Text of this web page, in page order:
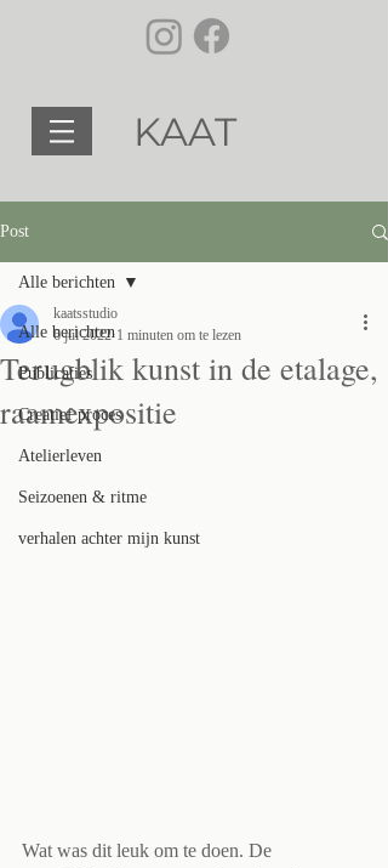
KAAT
Post
Alle berichten
Publicaties
Creatief proces
Atelierleven
Seizoenen & ritme
verhalen achter mijn kunst
Alle berichten
Terugblik kunst in de etalage,
raamexpositie
kaatsstudio
6 jul 2022 1 minuten om te lezen
Wat was dit leuk om te doen. De